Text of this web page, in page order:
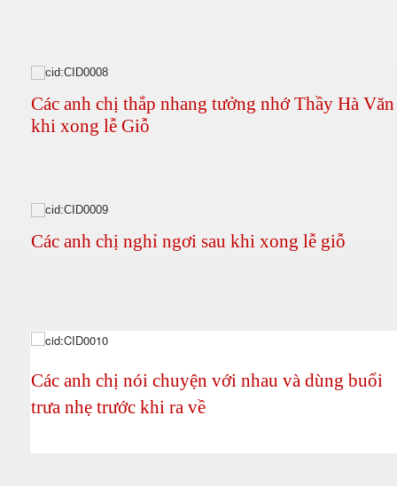
Các anh chị thắp nhang tưởng nhớ Thầy Hà
khi xong lễ Giỗ
Các anh chị nghỉ ngơi sau khi xong lễ giỗ
Các anh chị nói chuyện với nhau và dùng buổi
trưa nhẹ trước khi ra về